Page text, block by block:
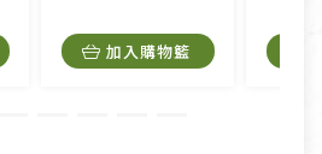
人衛生用品除商品本身有瑕疵
除權合理例外情事適用準
加入購物籃